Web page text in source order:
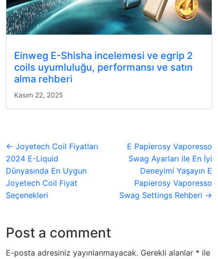
Einweg E-Shisha incelemesi ve egrip 2
coils uyumluluğu, performansı ve satın
alma rehberi
Kasım 22, 2025
← Joyetech Coil Fiyatları
2024 E-Liquid
Dünyasında En Uygun
Joyetech Coil Fiyat
Seçenekleri
E Papierosy Vaporesso
Swag Ayarları ile En İyi
Deneyimi Yaşayın E
Papierosy Vaporesso
Swag Settings Rehberi →
Post a comment
E-posta adresiniz yayınlanmayacak. Gerekli alanlar * ile